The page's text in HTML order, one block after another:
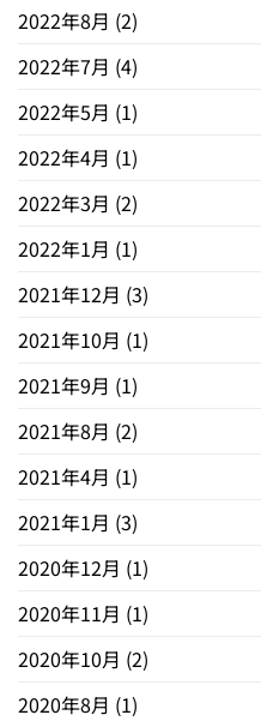
2022年8月 (2)
2022年7月 (4)
2022年5月 (1)
2022年4月 (1)
2022年3月 (2)
2022年1月 (1)
2021年12月 (3)
2021年10月 (1)
2021年9月 (1)
2021年8月 (2)
2021年4月 (1)
2021年1月 (3)
2020年12月 (1)
2020年11月 (1)
2020年10月 (2)
2020年8月 (1)